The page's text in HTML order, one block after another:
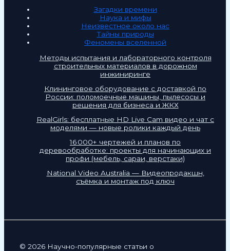
Загадки времени
Наука и мифы
Неизвестное около нас
Тайны природы
Феномены вселенной
Методы испытания и лабораторного контроля
строительных материалов в дорожном
инжиниринге
Клининговое оборудование с доставкой по
России: поломоечные машины, пылесосы и
решения для бизнеса и ЖКХ
RealGirls: бесплатные HD Live Cam видео и чат с
моделями — новые ролики каждый день
16 000+ чертежей и планов по
деревообработке: проекты для начинающих и
профи (мебель, сараи, верстаки)
National Video Australia — Видеопродакшн,
съёмка и монтаж под ключ
© 2026 Научно-популярные статьи о